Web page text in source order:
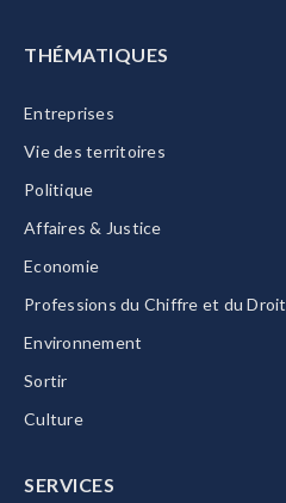
THÉMATIQUES
Entreprises
Vie des territoires
Politique
Affaires & Justice
Economie
Professions du Chiffre et du Droit
Environnement
Sortir
Culture
SERVICES